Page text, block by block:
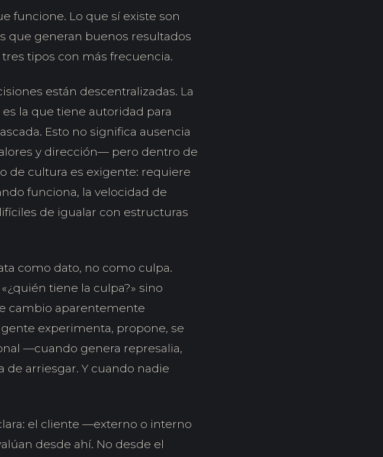
funcione. Lo que sí existe son
que generan buenos resultados
tipos con más frecuencia.
están descentralizadas. La
la que tiene autoridad para
Esto no significa ausencia
y dirección— pero dentro de
de cultura es exigente: requiere
funciona, la velocidad de
de igualar con estructuras
como dato, no como culpa.
tiene la culpa?» sino
cambio aparentemente
experimenta, propone, se
—cuando genera represalia,
arriesgar. Y cuando nadie
el cliente —externo o interno
desde ahí. No desde el